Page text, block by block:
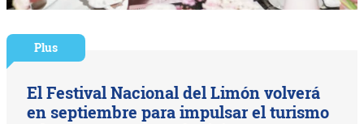
Plus
El Festival Nacional del Limón volverá
en septiembre para impulsar el turismo